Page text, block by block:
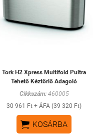
Tork H2 Xpress Multifold Pultra
Tehető Kéztörlő Adagoló
Cikkszám:460005
30 961 Ft + ÁFA (39 320 Ft)
 KOSÁRBA